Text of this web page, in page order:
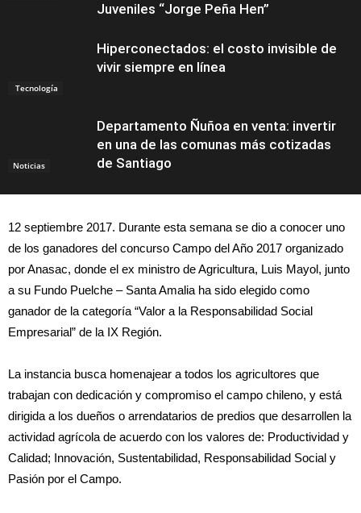
Juveniles “Jorge Peña Hen”
Tecnología
Hiperconectados: el costo invisible de
vivir siempre en línea
Noticias
Departamento Ñuñoa en venta: invertir
en una de las comunas más cotizadas
de Santiago
12 septiembre 2017. Durante esta semana se dio a conocer uno
de los ganadores del concurso Campo del Año 2017 organizado
por Anasac, donde el ex ministro de Agricultura, Luis Mayol, junto
a su Fundo Puelche – Santa Amalia ha sido elegido como
ganador de la categoría “Valor a la Responsabilidad Social
Empresarial” de la IX Región.
La instancia busca homenajear a todos los agricultores que
trabajan con dedicación y compromiso el campo chileno, y está
dirigida a los dueños o arrendatarios de predios que desarrollen la
actividad agrícola de acuerdo con los valores de: Productividad y
Calidad; Innovación, Sustentabilidad, Responsabilidad Social y
Pasión por el Campo.